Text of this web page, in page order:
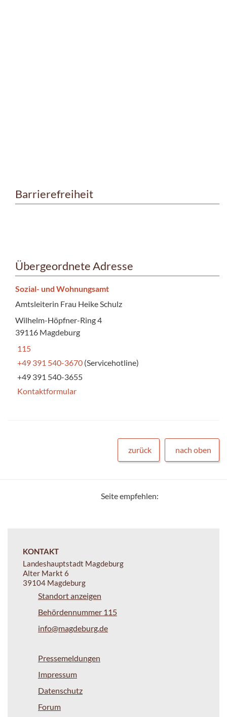
Barrierefreiheit
Übergeordnete Adresse
Sozial- und Wohnungsamt
Amtsleiterin Frau Heike Schulz
Wilhelm-Höpfner-Ring 4
39116 Magdeburg
115
+49 391 540-3670 (Servicehotline)
+49 391 540-3655
Kontaktformular
zurück nach oben
Seite empfehlen:
KONTAKT
Landeshauptstadt Magdeburg
Alter Markt 6
39104 Magdeburg
Standort anzeigen
Behördennummer 115
info@magdeburg.de
Pressemeldungen
Impressum
Datenschutz
Forum